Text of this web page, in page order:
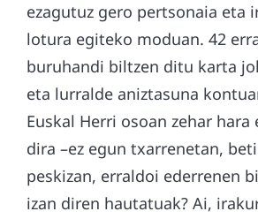
ezagutuz gero pertsonaia eta
lotura egiteko moduan. 42
buruhandi biltzen ditu karta
eta lurralde aniztasuna
Euskal Herri osoan zehar
dira –ez egun txarrenetan,
peskizan, erraldoi ederrenen
izan diren hautatuak? Ai,